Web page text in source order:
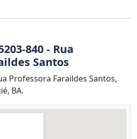
840 - Rua
Santos
Professora Faraildes Santos,
BA.